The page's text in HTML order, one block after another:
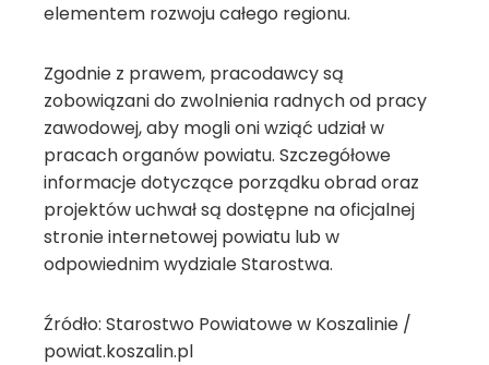
elementem rozwoju całego regionu.
Zgodnie z prawem, pracodawcy są
zobowiązani do zwolnienia radnych od pracy
zawodowej, aby mogli oni wziąć udział w
pracach organów powiatu. Szczegółowe
informacje dotyczące porządku obrad oraz
projektów uchwał są dostępne na oficjalnej
stronie internetowej powiatu lub w
odpowiednim wydziale Starostwa.
Źródło: Starostwo Powiatowe w Koszalinie /
powiat.koszalin.pl